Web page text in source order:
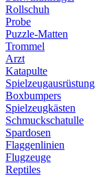
Rollschuh
Probe
Puzzle-Matten
Trommel
Arzt
Katapulte
Spielzeugausrüstung
Boxbumpers
Spielzeugkästen
Schmuckschatulle
Spardosen
Flaggenlinien
Flugzeuge
Reptiles